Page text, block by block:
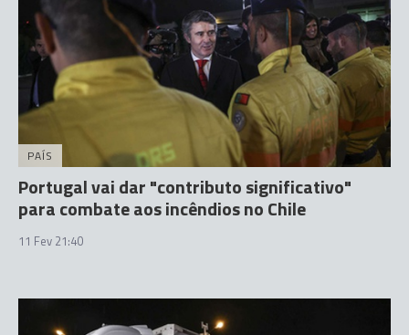
PAÍS
Portugal vai dar "contributo significativo"
para combate aos incêndios no Chile
11 Fev 21:40